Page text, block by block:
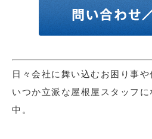
日々会社に舞い込むお困り事や
いつか立派な屋根屋スタッフ
中。